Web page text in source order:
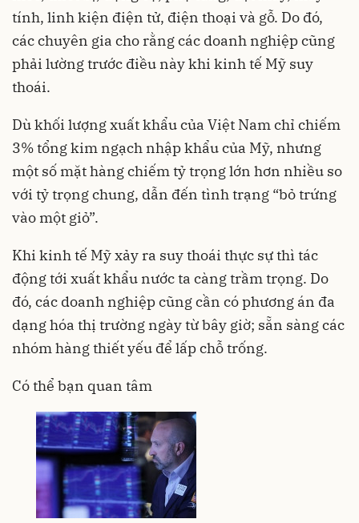
tính, linh kiện điện tử, điện thoại và gỗ. Do đó,
các chuyên gia cho rằng các doanh nghiệp cũng
phải lường trước điều này khi kinh tế Mỹ suy
thoái.
Dù khối lượng xuất khẩu của Việt Nam chỉ chiếm
3% tổng kim ngạch nhập khẩu của Mỹ, nhưng
một số mặt hàng chiếm tỷ trọng lớn hơn nhiều so
với tỷ trọng chung, dẫn đến tình trạng “bỏ trứng
vào một giỏ”.
Khi kinh tế Mỹ xảy ra suy thoái thực sự thì tác
động tới xuất khẩu nước ta càng trầm trọng. Do
đó, các doanh nghiệp cũng cần có phương án đa
dạng hóa thị trường ngày từ bây giờ; sẵn sàng các
nhóm hàng thiết yếu để lấp chỗ trống.
Có thể bạn quan tâm